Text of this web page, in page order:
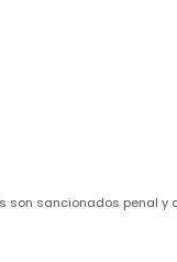
son sancionados penal